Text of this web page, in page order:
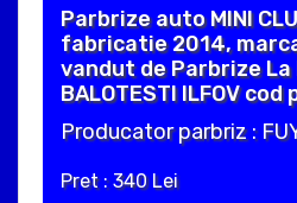
Parbrize auto MINI
fabricatie 2014,
vandut de Parbrize La
BALOTESTI ILFOV
Producator parbriz :
Pret : 340 Lei